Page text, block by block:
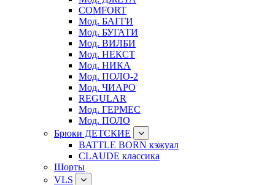
COMFORT
Мод. БАГГИ
Мод. БУГАТИ
Мод. ВИЛБИ
Мод. НЕКСТ
Мод. НИКА
Мод. ПОЛО-2
Мод. ЧИАРО
REGULAR
Мод. ГЕРМЕС
Мод. ПОЛО
Брюки ДЕТСКИЕ
BATTLE BORN кэжуал
CLAUDE классика
Шорты
VLS